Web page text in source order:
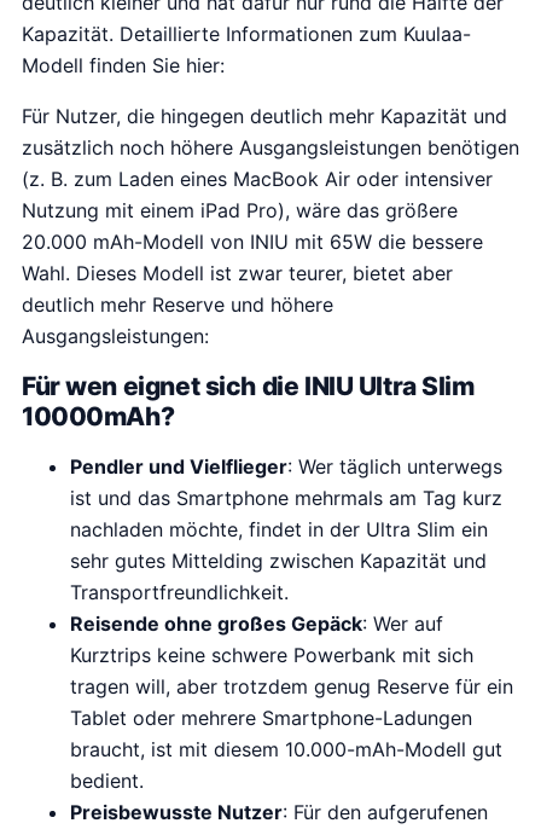
l
i
k
e
p
r
i
j
s
w
a
s
€
2
9
.
9
9
.
j
s
s
:
€
2
3
.
7
9
.
Kapazität. Detaillierte Informationen zum Kuulaa-
Modell finden Sie hier:
Für Nutzer, die hingegen deutlich mehr Kapazität und
zusätzlich noch höhere Ausgangsleistungen benötigen
(z. B. zum Laden eines MacBook Air oder intensiver
Nutzung mit einem iPad Pro), wäre das größere
20.000 mAh-Modell von INIU mit 65W die bessere
Wahl. Dieses Modell ist zwar teurer, bietet aber
deutlich mehr Reserve und höhere
Ausgangsleistungen:
Für wen eignet sich die INIU Ultra Slim
10000mAh?
Pendler und Vielflieger: Wer täglich unterwegs
ist und das Smartphone mehrmals am Tag kurz
nachladen möchte, findet in der Ultra Slim ein
sehr gutes Mittelding zwischen Kapazität und
Transportfreundlichkeit.
Reisende ohne großes Gepäck: Wer auf
Kurztrips keine schwere Powerbank mit sich
tragen will, aber trotzdem genug Reserve für ein
Tablet oder mehrere Smartphone-Ladungen
braucht, ist mit diesem 10.000-mAh-Modell gut
bedient.
Preisbewusste Nutzer: Für den aufgerufenen